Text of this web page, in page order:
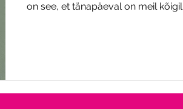
on see, et tänapäeval on meil
supervõime kui rahn tee peal,
veidi oma maailma avada.